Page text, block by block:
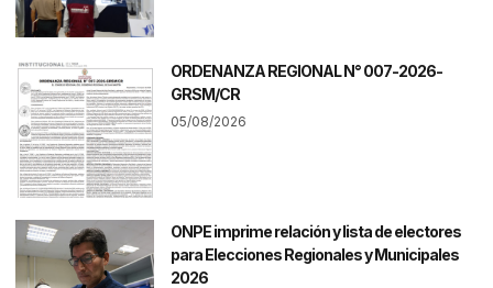
ORDENANZA REGIONAL N° 007-2026-
GRSM/CR
05/08/2026
ONPE imprime relación y lista de electores
para Elecciones Regionales y Municipales
2026